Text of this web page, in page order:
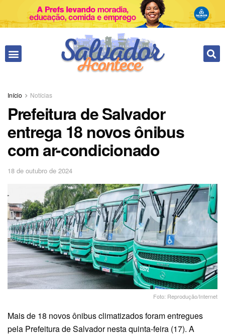
Início Notícias
Prefeitura de Salvador
entrega 18 novos ônibus
com ar-condicionado
18 de outubro de 2024
Foto: Reprodução/Internet
Mais de 18 novos ônibus climatizados foram entregues
pela Prefeitura de Salvador nesta quinta-feira (17). A